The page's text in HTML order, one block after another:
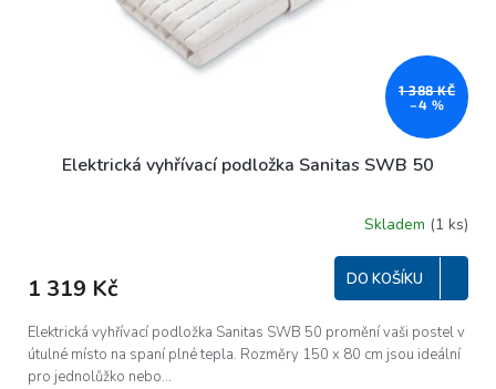
1 388 KČ
–4 %
Elektrická vyhřívací podložka Sanitas SWB 50
je
z
5
hvězdiček.
Skladem (1 ks)
1 319 Kč DO KOŠÍKU
Elektrická vyhřívací podložka Sanitas SWB 50 promění vaši postel v
útulné místo na spaní plné tepla. Rozměry 150 x 80 cm jsou ideální
pro jednolůžko nebo...